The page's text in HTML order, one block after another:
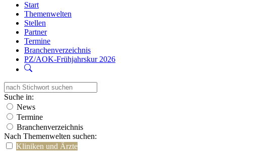
Start
Themenwelten
Stellen
Partner
Termine
Branchenverzeichnis
PZ/AOK-Frühjahrskur 2026
Suche in:
News
Termine
Branchenverzeichnis
Nach Themenwelten suchen:
Kliniken und Ärzte